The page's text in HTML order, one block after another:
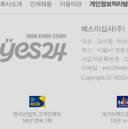
회사소개 인재채용 이용약관 개인정보처리
대표 : 김석환, 최세
주소 : 서울시 영등
사업자등록번호 :
이메일 :
Copyright ⓒ